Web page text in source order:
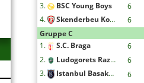
3.
BSC Young Boys 6
4.
Skenderbeu Korce 6
Gruppe C
1.
S.C. Braga 6
2.
Ludogorets Razgrad 6
3.
Istanbul Basaksehir FK 6